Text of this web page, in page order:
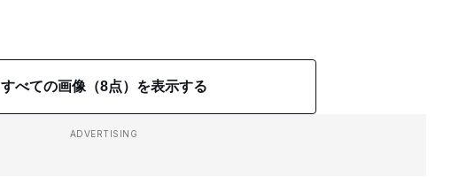
すべての画像（8点）を表示する
ADVERTISING